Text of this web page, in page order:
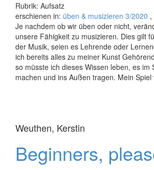
Rubrik: Aufsatz
erschienen in: üben & musizieren 3/2020 ,
Je nachdem ob wir üben oder nicht,
unsere Fähigkeit zu musizieren. Dies gilt
der Musik, seien es Lehrende oder
ich bereits alles zu meiner Kunst
so müsste ich dieses Wissen leben, es im
machen und ins Außen tragen. Mein
Weuthen, Kerstin
Beginners,